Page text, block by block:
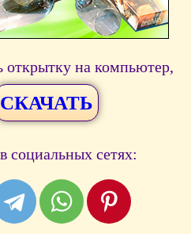
на компьютер,
СКАЧАТЬ
социальных сетях: